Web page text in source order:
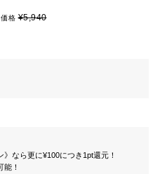
価格¥5,940
なら更に¥100につき1pt還元！
！